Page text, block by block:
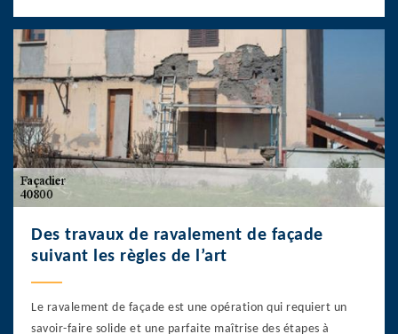
Des travaux de ravalement de façade
suivant les règles de l’art
Le ravalement de façade est une opération qui requiert un
savoir-faire solide et une parfaite maîtrise des étapes à